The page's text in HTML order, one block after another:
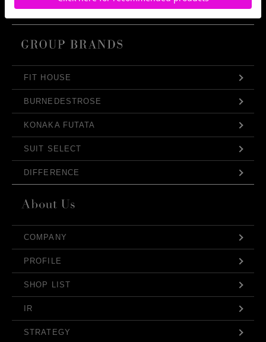
FIT HOUSE
BURNEDESTROSE
KONAKA FUTATA
SUIT SELECT
DIFFERENCE
COMPANY
PROFILE
SHOP LIST
IR
STRATEGY